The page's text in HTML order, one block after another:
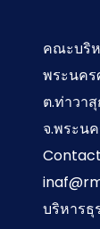
for
conflict
and
คณะบริ
พระนคร
ต.ท่าวา
จ.พระน
บริหารธุ